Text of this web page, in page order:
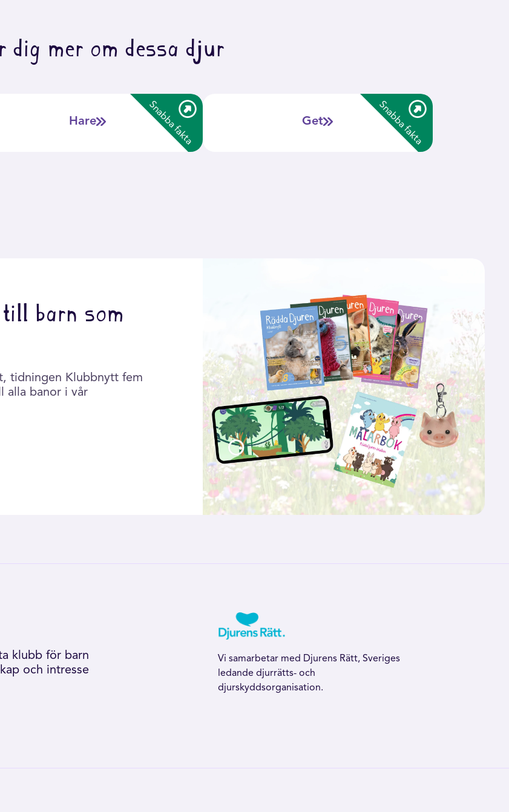
dig mer om dessa djur
Snabba fakta
-
har långa bakben med starka lårmuskler
för att snabbt kunna fly en fara.
-
Att kunna springa 75 km/h gör fältharen till det
Hare Snabba fakta
-
Honan kallas get, hanen bock och ungen för kid
eller killing.
-
Getter är släkt med får men är väldigt olika i
Get
barn som
tidningen Klubbnytt fem
alla banor i vår
klubb för barn
och intresse
Vi samarbetar med Djurens Rätt, Sveriges
ledande djurrätts- och
djurskyddsorganisation.